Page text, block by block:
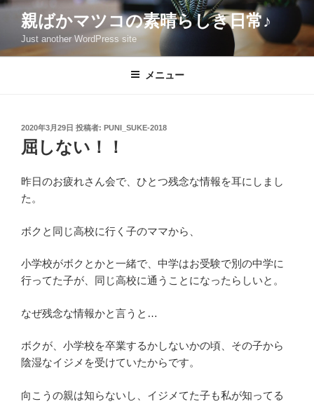
コ
ン
親ばかマツコの素晴らしき日常♪
Just another WordPress site
メニュー
投
稿
日:
2020年3月29日 投稿者: PUNI_SUKE-2018
屈しない！！
昨日のお疲れさん会で、ひとつ残念な情報を耳にしまし
た。
ボクと同じ高校に行く子のママから、
小学校がボクとかと一緒で、中学はお受験で別の中学に
行ってた子が、同じ高校に通うことになったらしいと。
なぜ残念な情報かと言うと…
ボクが、小学校を卒業するかしないかの頃、その子から
陰湿なイジメを受けていたからです。
向こうの親は知らないし、イジメてた子も私が知ってる